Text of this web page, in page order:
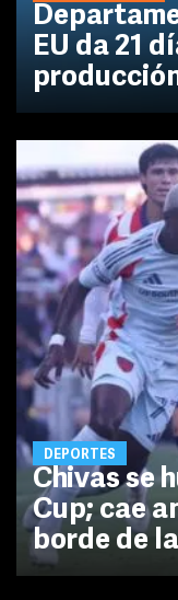
EU da 21
DEPORTES
Chivas se
Cup; cae
borde de